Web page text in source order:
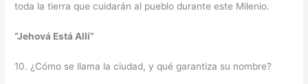
toda la tierra que cuidarán al pueblo durante este Milenio.
“Jehová Está Allí”
10. ¿Cómo se llama la ciudad, y qué garantiza su nombre?